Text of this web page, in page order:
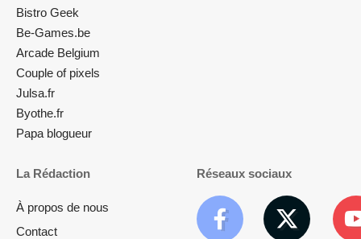
Bistro Geek
Be-Games.be
Arcade Belgium
Couple of pixels
Julsa.fr
Byothe.fr
Papa blogueur
La Rédaction
À propos de nous
Contact
Réseaux sociaux